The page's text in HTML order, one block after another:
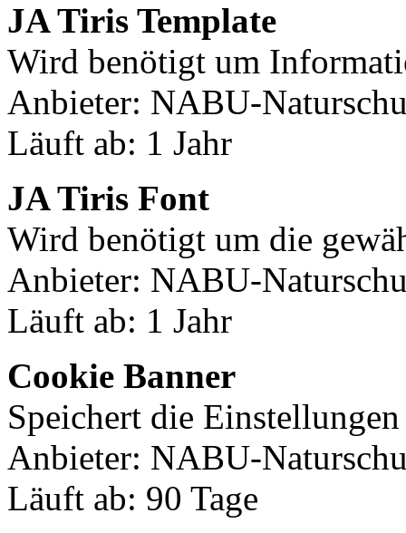
JA Tiris Template
Wird benötigt um
Anbieter: NABU-
Läuft ab: 1 Jahr
JA Tiris Font
Wird benötigt um die
Anbieter: NABU-
Läuft ab: 1 Jahr
Cookie Banner
Speichert die
Anbieter: NABU-
Läuft ab: 90 Tage